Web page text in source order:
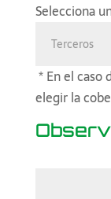
Selecciona
* En el caso
elegir la